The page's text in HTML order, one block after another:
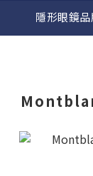
隱形眼鏡